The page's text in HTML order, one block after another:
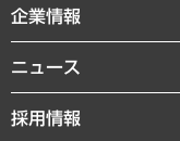
共生・ダイバーシティ
GRC（ガバナンス・リスク
経済・産業・雇用・労働
コラム
経営用語集
セミナー・イベント情報
MUFGビジネスセミナー
受託案件情報
企業情報
私たちの想い
社長メッセージ
会社概要
ニュース
ニュースリリース
採用情報